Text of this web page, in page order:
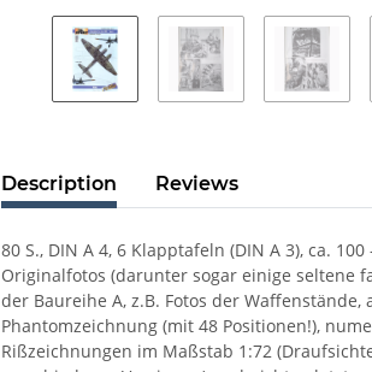
Description Reviews
80 S., DIN A 4, 6 Klapptafeln (DIN A 3), ca.
Originalfotos (darunter sogar einige seltene
der Baureihe A, z.B. Fotos der
Phantomzeichnung (mit 48 Positionen!),
Rißzeichnungen im Maßstab 1:72